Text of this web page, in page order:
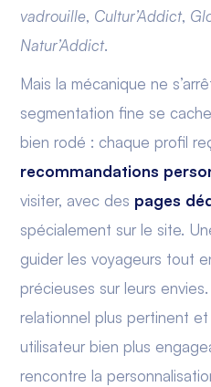
vadrouille, Cultur’Addict,
Natur’Addict.
Mais la mécanique ne
segmentation fine se
bien rodé : chaque profil
recommandations
visiter, avec des pages
spécialement sur le site.
guider les voyageurs tout
précieuses sur leurs
relationnel plus pertinent
utilisateur bien plus
rencontre la